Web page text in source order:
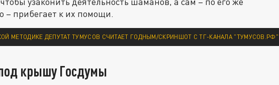
– прибегает к их помощи.
МЕТОДИКЕ ДЕПУТАТ ТУМУСОВ СЧИТАЕТ ГОДНЫМ/СКРИНШОТ С ТГ-КАНАЛА "ТУМУСОВ.РФ"
крышу Госдумы